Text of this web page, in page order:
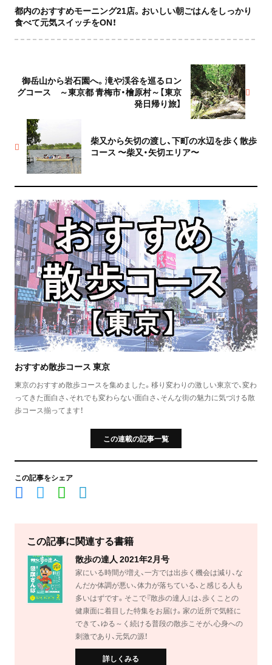
都内のおすすめモーニング21店。おいしい朝ごはんをしっかり
食べて元気スイッチをON！
柴又から矢切の渡し、下町の水辺を歩く散歩
コース 〜柴又・矢切エリア〜
御岳山から岩石園へ。滝や渓谷を巡るロン
グコース ～東京都 青梅市・檜原村～【東京
発日帰り旅】
おすすめ散歩コース 東京
東京のおすすめ散歩コースを集めました。移り変わりの激しい東京で、変わ
ってきた面白さ、それでも変わらない面白さ、そんな街の魅力に気づける散
歩コース揃ってます！
この連載の記事一覧
この記事をシェア
この記事に関連する書籍
散歩の達人 2021年2月号
家にいる時間が増え、一方では出歩く機会は減り、な
んだか体調が悪い、体力が落ちている、と感じる人も
多いはずです。そこで『散歩の達人』は、歩くことの
健康面に着目した特集をお届け。家の近所で気軽に
できて、ゆる～く続ける普段の散歩こそが、心身への
刺激であり、元気の源！
詳しくみる